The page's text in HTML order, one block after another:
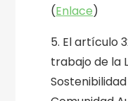
(Enlace)
5. El artículo
trabajo de la